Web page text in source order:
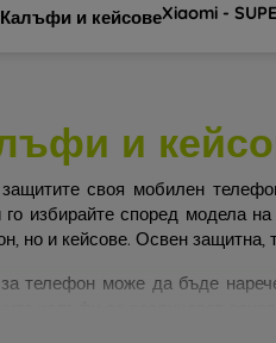
Калъфи и кейсовеXiaomi -
и
своя мобилен
го избирайте според модела
но и кейсове. Освен защитна,
телефон може да бъде